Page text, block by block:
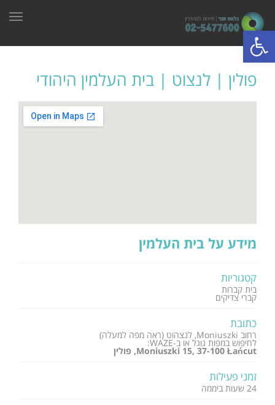
פתח סרגל נגישות
פולין | לנצוט | בית העלמין היהודי
מידע על בית העלמין
קטגוריות
בית קברות
קברי צדיקים
כתובת
רחוב Moniuszki, לנצהוט (ראה מפה למעלה)
לחיפוש במפות גוגל או ב-WAZE:
Moniuszki 15, 37-100 Łańcut, פולין
זמני פעילות
24 שעות ביממה